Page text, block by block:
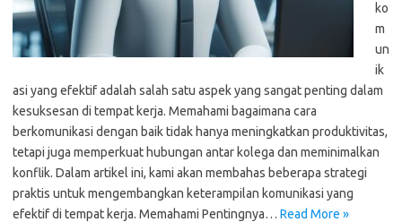
ko
m
un
ik
asi yang efektif adalah salah satu aspek yang sangat penting dalam
kesuksesan di tempat kerja. Memahami bagaimana cara
berkomunikasi dengan baik tidak hanya meningkatkan produktivitas,
tetapi juga memperkuat hubungan antar kolega dan meminimalkan
konflik. Dalam artikel ini, kami akan membahas beberapa strategi
praktis untuk mengembangkan keterampilan komunikasi yang
efektif di tempat kerja. Memahami Pentingnya… Read More »